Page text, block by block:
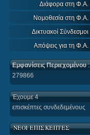
Διάφορα στη Φ.Α.
Νομοθεσία στη Φ.Α.
Δικτυακοί Σύνδεσμοι
Απόψεις για τη Φ.Α.
Εμφανίσεις Περιεχομένου:
279866
Έχουμε 4
επισκέπτες συνδεδεμένους
ΝΕΟΙ ΕΠΙΣΚΕΠΤΕΣ